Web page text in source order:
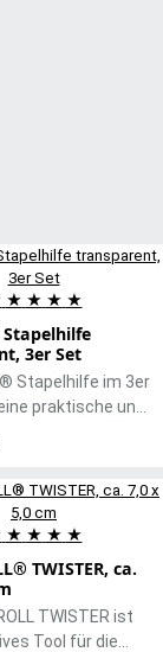
★ ★ ★ ★
3er Set
Stapelhilfe im 3er
praktische und
von
Gefertigt aus
flexiblem
sorgen die drei
Farbe
in jeden
ist optisch
★ ★ ★ ★
TWISTER, ca.
TWISTER ist
Tool für die